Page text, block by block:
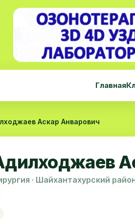
Главная
Аскар Анварович
· Шайхантахурский